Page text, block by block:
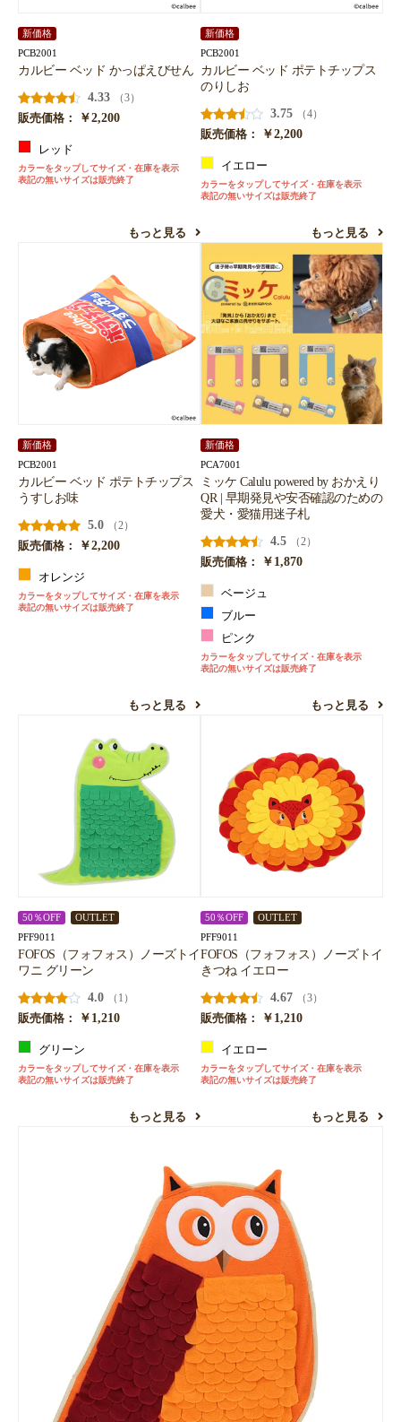
新価格
PCB2001
カルビー ベッド かっぱえびせん
4.33
（3）
販売価格：
￥2,200
レッド
カラーをタップしてサイズ・在庫を表示
表記の無いサイズは販売終了
もっと見る
新価格
PCB2001
カルビー ベッド ポテトチップス
のりしお
3.75
（4）
販売価格：
￥2,200
イエロー
カラーをタップしてサイズ・在庫を表示
表記の無いサイズは販売終了
もっと見る
新価格
PCB2001
カルビー ベッド ポテトチップス
うすしお味
5.0
（2）
販売価格：
￥2,200
オレンジ
カラーをタップしてサイズ・在庫を表示
表記の無いサイズは販売終了
もっと見る
新価格
PCA7001
ミッケ Calulu powered by おかえり
QR | 早期発見や安否確認のための
愛犬・愛猫用迷子札
4.5
（2）
販売価格：
￥1,870
ベージュ
ブルー
ピンク
カラーをタップしてサイズ・在庫を表示
表記の無いサイズは販売終了
もっと見る
50％OFF OUTLET
PFF9011
FOFOS（フォフォス）ノーズトイ
ワニ グリーン
4.0
（1）
販売価格：
￥1,210
グリーン
カラーをタップしてサイズ・在庫を表示
表記の無いサイズは販売終了
もっと見る
50％OFF OUTLET
PFF9011
FOFOS（フォフォス）ノーズトイ
きつね イエロー
4.67
（3）
販売価格：
￥1,210
イエロー
カラーをタップしてサイズ・在庫を表示
表記の無いサイズは販売終了
もっと見る